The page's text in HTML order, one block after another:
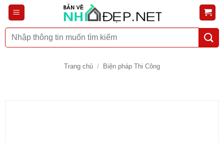
Bỏ
qua
nộiTìm
kiếm:
Trang chủ / Biện pháp Thi Công